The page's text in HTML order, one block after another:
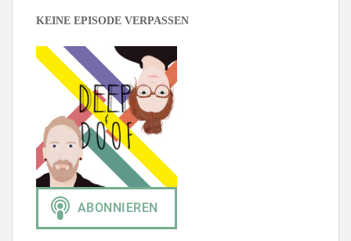
KEINE EPISODE VERPASSEN